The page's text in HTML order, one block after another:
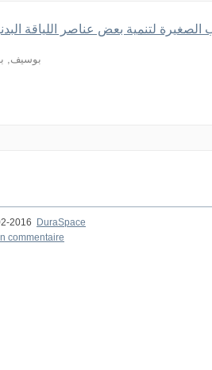
الصغيرة لتنمية بعض عناصر اللياقة
بوسيف,
2016
DuraSpace
commentaire